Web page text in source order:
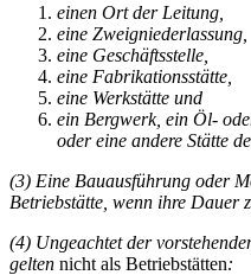
einen Ort der Leitung,
eine Zweigniederlassung,
eine Geschäftsstelle,
eine Fabrikationsstätte,
eine Werkstätte und
ein Bergwerk, ein Öl-
oder eine andere Stätte
(3) Eine Bauausführung oder
Betriebstätte, wenn ihre Dauer
(4) Ungeachtet der
gelten nicht als Betriebstätten: